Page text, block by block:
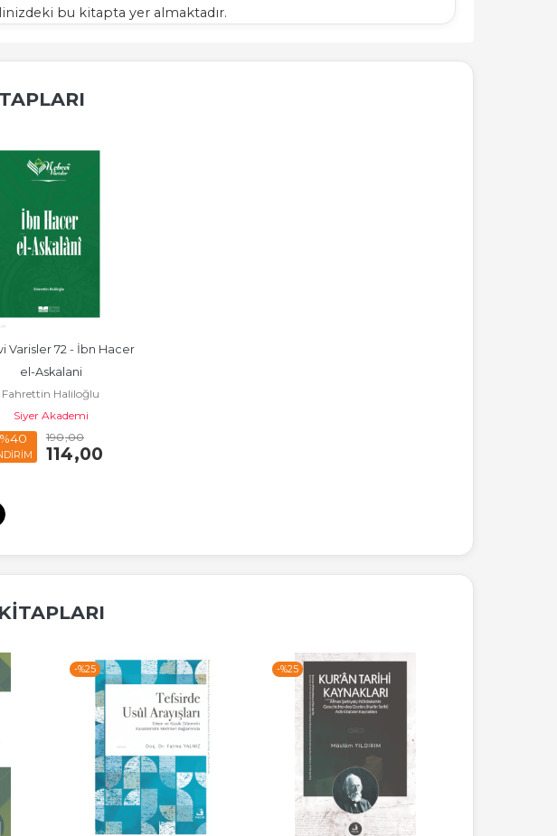
bu kitapta yer almaktadır.
Varisler 72 - İbn Hacer
el-Askalani
Fahrettin Haliloğlu
Siyer Akademi
%40 190,00
114,00
-%25 -%25